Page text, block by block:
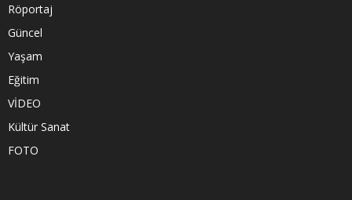
Röportaj
Güncel
Yaşam
Eğitim
VİDEO
Kültür Sanat
FOTO